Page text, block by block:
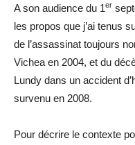
A son audience du 1er
les propos que j’ai tenus
de l’assassinat toujours
Vichea en 2004, et du
Lundy dans un accident
survenu en 2008.
Pour décrire le contexte